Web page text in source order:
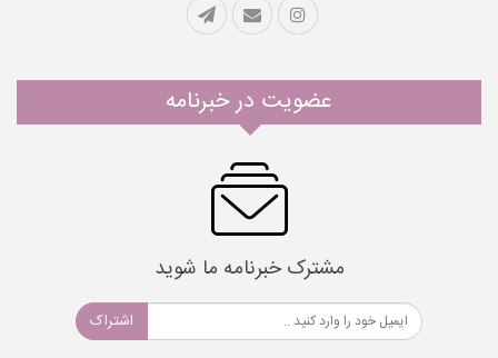
عضویت در خبرنامه
مشترک خبرنامه ما شوید
اشتراک